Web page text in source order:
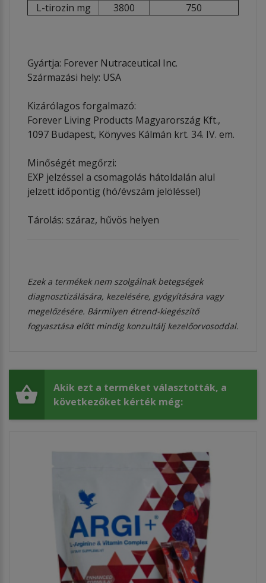
L-tirozin mg
3800 750
Gyártja: Forever Nutraceutical Inc.
Származási hely: USA
Kizárólagos forgalmazó:
Forever Living Products Magyarország Kft.,
1097 Budapest, Könyves Kálmán krt. 34. IV. em.
Minőségét megőrzi:
EXP jelzéssel a csomagolás hátoldalán alul
jelzett időpontig (hó/évszám jelöléssel)
Tárolás: száraz, hűvös helyen
Ezek a termékek nem szolgálnak betegségek
diagnosztizálására, kezelésére, gyógyítására vagy
megelőzésére. Bármilyen étrend-kiegészítő
fogyasztása előtt mindig konzultálj kezelőorvosoddal.
Akik ezt a terméket választották, a
következőket kérték még: